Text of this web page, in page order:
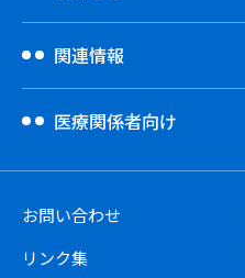
関連情報
医療関係者向け
お問い合わせ
リンク集